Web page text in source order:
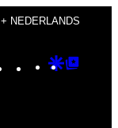
+ NEDERLANDS
Instagram
TikTok
YouTube
Google